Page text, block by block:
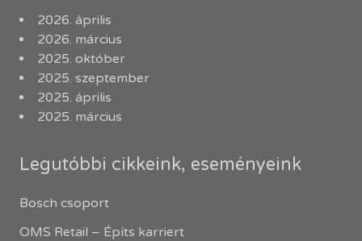
2026. április
2026. március
2025. október
2025. szeptember
2025. április
2025. március
Legutóbbi cikkeink, eseményeink
Bosch csoport
OMS Retail – Építs karriert